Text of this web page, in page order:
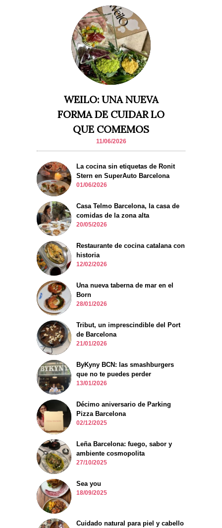
WEILO: UNA NUEVA
FORMA DE CUIDAR LO
QUE COMEMOS
11/06/2026
La cocina sin etiquetas de Ronit
Stern en SuperAuto Barcelona
01/06/2026
Casa Telmo Barcelona, la casa de
comidas de la zona alta
20/05/2026
Restaurante de cocina catalana con
historia
12/02/2026
Una nueva taberna de mar en el
Born
28/01/2026
Tribut, un imprescindible del Port
de Barcelona
21/01/2026
ByKyny BCN: las smashburgers
que no te puedes perder
13/01/2026
Décimo aniversario de Parking
Pizza Barcelona
02/12/2025
Leña Barcelona: fuego, sabor y
ambiente cosmopolita
27/10/2025
Sea you
18/09/2025
Cuidado natural para piel y cabello